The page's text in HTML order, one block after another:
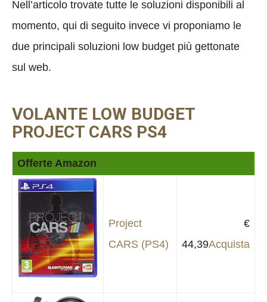
Nell’articolo trovate tutte le soluzioni disponibili al
momento, qui di seguito invece vi proponiamo le
due principali soluzioni low budget più gettonate
sul web.
VOLANTE LOW BUDGET
PROJECT CARS PS4
Offerte Amazon
Project
CARS (PS4)
€
44,39Acquista